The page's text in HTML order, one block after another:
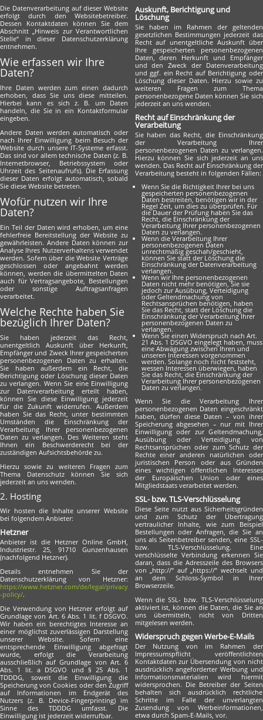
Die Datenverarbeitung auf dieser Website
erfolgt durch den Websitebetreiber.
Dessen Kontaktdaten können Sie dem
Abschnitt „Hinweis zur Verantwortlichen
Stelle“ in dieser Datenschutzerklärung
entnehmen.
Wie erfassen wir Ihre
Daten?
Ihre Daten werden zum einen dadurch
erhoben, dass Sie uns diese mitteilen.
Hierbei kann es sich z. B. um Daten
handeln, die Sie in ein Kontaktformular
eingeben.
Andere Daten werden automatisch oder
nach Ihrer Einwilligung beim Besuch der
Website durch unsere IT-Systeme erfasst.
Das sind vor allem technische Daten (z. B.
Internetbrowser, Betriebssystem oder
Uhrzeit des Seitenaufrufs). Die Erfassung
dieser Daten erfolgt automatisch, sobald
Sie diese Website betreten.
Wofür nutzen wir Ihre
Daten?
Ein Teil der Daten wird erhoben, um eine
fehlerfreie Bereitstellung der Website zu
gewährleisten. Andere Daten können zur
Analyse Ihres Nutzerverhaltens verwendet
werden. Sofern über die Website Verträge
geschlossen oder angebahnt werden
können, werden die übermittelten Daten
auch für Vertragsangebote, Bestellungen
oder sonstige Auftragsanfragen
verarbeitet.
Welche Rechte haben Sie
bezüglich Ihrer Daten?
Sie haben jederzeit das Recht,
unentgeltlich Auskunft über Herkunft,
Empfänger und Zweck Ihrer gespeicherten
personenbezogenen Daten zu erhalten.
Sie haben außerdem ein Recht, die
Berichtigung oder Löschung dieser Daten
zu verlangen. Wenn Sie eine Einwilligung
zur Datenverarbeitung erteilt haben,
können Sie diese Einwilligung jederzeit
für die Zukunft widerrufen. Außerdem
haben Sie das Recht, unter bestimmten
Umständen die Einschränkung der
Verarbeitung Ihrer personenbezogenen
Daten zu verlangen. Des Weiteren steht
Ihnen ein Beschwerderecht bei der
zuständigen Aufsichtsbehörde zu.
Hierzu sowie zu weiteren Fragen zum
Thema Datenschutz können Sie sich
jederzeit an uns wenden.
2. Hosting
Wir hosten die Inhalte unserer Website
bei folgendem Anbieter:
Hetzner
Anbieter ist die Hetzner Online GmbH,
Industriestr. 25, 91710 Gunzenhausen
(nachfolgend Hetzner).
Details entnehmen Sie der
Datenschutzerklärung von Hetzner:
https://www.hetzner.com/de/legal/privacy
-policy/
Die Verwendung von Hetzner erfolgt auf
Grundlage von Art. 6 Abs. 1 lit. f DSGVO.
Wir haben ein berechtigtes Interesse an
einer möglichst zuverlässigen Darstellung
unserer Website. Sofern eine
entsprechende Einwilligung abgefragt
wurde, erfolgt die Verarbeitung
ausschließlich auf Grundlage von Art. 6
Abs. 1 lit. a DSGVO und § 25 Abs. 1
TDDDG, soweit die Einwilligung die
Speicherung von Cookies oder den Zugriff
auf Informationen im Endgerät des
Nutzers (z. B. Device-Fingerprinting) im
Sinne des TDDDG umfasst. Die
Einwilligung ist jederzeit widerrufbar.
Auskunft, Berichtigung und
Löschung
Sie haben im Rahmen der geltenden
gesetzlichen Bestimmungen jederzeit das
Recht auf unentgeltliche Auskunft über
Ihre gespeicherten personenbezogenen
Daten, deren Herkunft und Empfänger
und den Zweck der Datenverarbeitung
und ggf. ein Recht auf Berichtigung oder
Löschung dieser Daten. Hierzu sowie zu
weiteren Fragen zum Thema
personenbezogene Daten können Sie sich
jederzeit an uns wenden.
Recht auf Einschränkung der
Verarbeitung
Sie haben das Recht, die Einschränkung
der Verarbeitung Ihrer
personenbezogenen Daten zu verlangen.
Hierzu können Sie sich jederzeit an uns
wenden. Das Recht auf Einschränkung der
Verarbeitung besteht in folgenden Fällen:
Wenn Sie die Richtigkeit Ihrer bei uns
gespeicherten personenbezogenen
Daten bestreiten, benötigen wir in der
Regel Zeit, um dies zu überprüfen. Für
die Dauer der Prüfung haben Sie das
Recht, die Einschränkung der
Verarbeitung Ihrer personenbezogenen
Daten zu verlangen.
Wenn die Verarbeitung Ihrer
personenbezogenen Daten
unrechtmäßig geschah/geschieht,
können Sie statt der Löschung die
Einschränkung der Datenverarbeitung
verlangen.
Wenn wir Ihre personenbezogenen
Daten nicht mehr benötigen, Sie sie
jedoch zur Ausübung, Verteidigung
oder Geltendmachung von
Rechtsansprüchen benötigen, haben
Sie das Recht, statt der Löschung die
Einschränkung der Verarbeitung Ihrer
personenbezogenen Daten zu
verlangen.
Wenn Sie einen Widerspruch nach Art.
21 Abs. 1 DSGVO eingelegt haben, muss
eine Abwägung zwischen Ihren und
unseren Interessen vorgenommen
werden. Solange noch nicht feststeht,
wessen Interessen überwiegen, haben
Sie das Recht, die Einschränkung der
Verarbeitung Ihrer personenbezogenen
Daten zu verlangen.
Wenn Sie die Verarbeitung Ihrer
personenbezogenen Daten eingeschränkt
haben, dürfen diese Daten – von ihrer
Speicherung abgesehen – nur mit Ihrer
Einwilligung oder zur Geltendmachung,
Ausübung oder Verteidigung von
Rechtsansprüchen oder zum Schutz der
Rechte einer anderen natürlichen oder
juristischen Person oder aus Gründen
eines wichtigen öffentlichen Interesses
der Europäischen Union oder eines
Mitgliedstaats verarbeitet werden.
SSL- bzw. TLS-Verschlüsselung
Diese Seite nutzt aus Sicherheitsgründen
und zum Schutz der Übertragung
vertraulicher Inhalte, wie zum Beispiel
Bestellungen oder Anfragen, die Sie an
uns als Seitenbetreiber senden, eine SSL-
bzw. TLS-Verschlüsselung. Eine
verschlüsselte Verbindung erkennen Sie
daran, dass die Adresszeile des Browsers
von „http://“ auf „https://“ wechselt und
an dem Schloss-Symbol in Ihrer
Browserzeile.
Wenn die SSL- bzw. TLS-Verschlüsselung
aktiviert ist, können die Daten, die Sie an
uns übermitteln, nicht von Dritten
mitgelesen werden.
Widerspruch gegen Werbe-E-Mails
Der Nutzung von im Rahmen der
Impressumspflicht veröffentlichten
Kontaktdaten zur Übersendung von nicht
ausdrücklich angeforderter Werbung und
Informationsmaterialien wird hiermit
widersprochen. Die Betreiber der Seiten
behalten sich ausdrücklich rechtliche
Schritte im Falle der unverlangten
Zusendung von Werbeinformationen,
etwa durch Spam-E-Mails, vor.